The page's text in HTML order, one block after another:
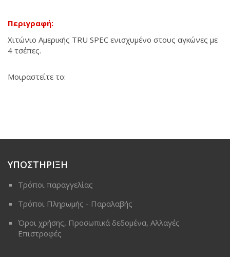
Περιγραφή:
Χιτώνιο Αμερικής TRU SPEC ενισχυμένο στους αγκώνες με
4 τσέπες.
Μοιραστείτε το:
ΥΠΟΣΤΗΡΙΞΗ
Τρόποι παραγγελίας
Τρόποι Πληρωμής - Παραλαβής
Όροι χρήσης, Προσωπικά δεδομένα, Αλλαγές
Επιστροφές